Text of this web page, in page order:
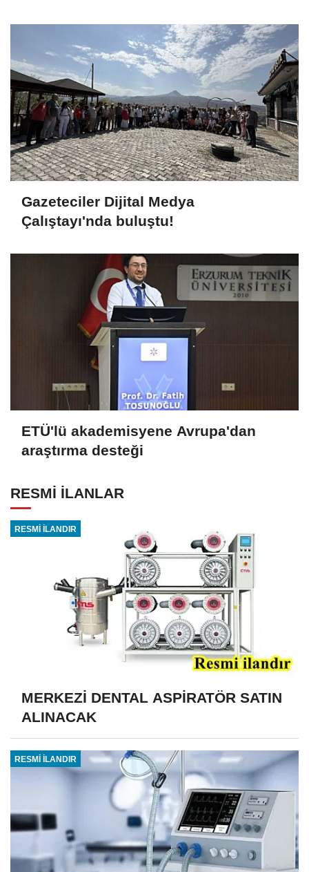
Gazeteciler Dijital Medya
Çalıştayı'nda buluştu!
ETÜ'lü akademisyene Avrupa'dan
araştırma desteği
RESMİ İLANLAR
RESMİ İLANDIR
MERKEZİ DENTAL ASPİRATÖR SATIN
ALINACAK
RESMİ İLANDIR